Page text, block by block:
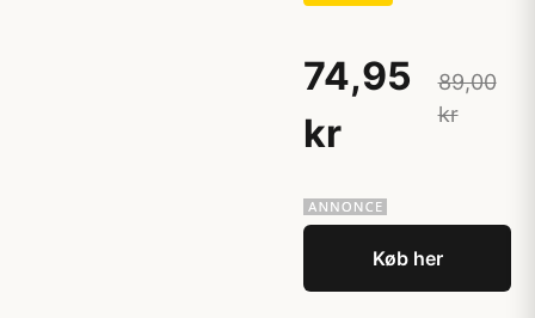
74,95
kr
89,00
kr
Køb her